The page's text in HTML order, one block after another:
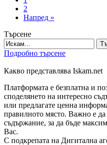
2
Напред »
Търсене
Подробно търсене
Какво представлява Iskam.net
Платформата е безплатна и
споделянето на интересно
или предлагате ценна
правилното място. Важно е
съдържание, за да бъде
Вас.
С подкрепата на Дигитална